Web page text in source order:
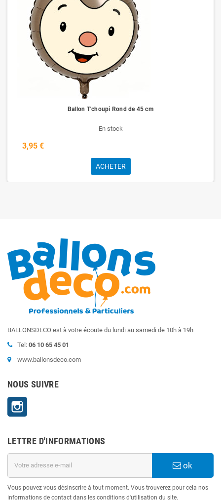
Ballon T'choupi Rond de 45 cm
En stock
3,95 €
ACHETER
BALLONSDECO est à votre écoute du lundi au samedi de 10h à 19h
Tel: 06 10 65 45 01
www.ballonsdeco.com
NOUS SUIVRE
LETTRE D'INFORMATIONS
ok
Vous pouvez vous désinscrire à tout moment. Vous trouverez pour cela nos
informations de contact dans les conditions d'utilisation du site.